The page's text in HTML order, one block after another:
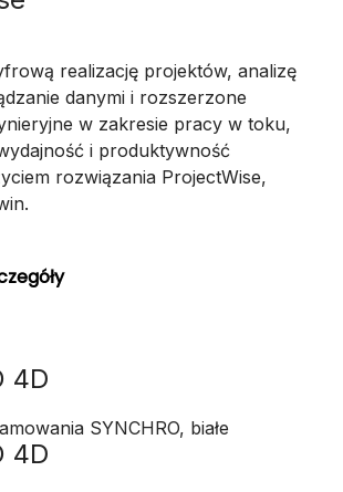
realizację projektów, analizę
danymi i rozszerzone
w zakresie pracy w toku,
i produktywność
rozwiązania ProjectWise,
4D
4D